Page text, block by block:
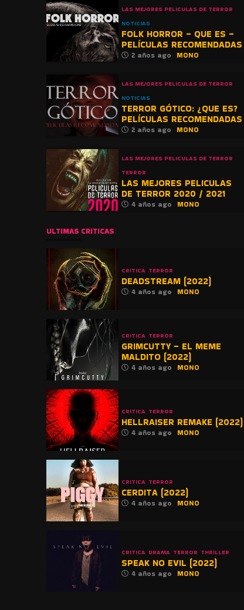
LAS MEJORES PELICULAS DE TERROR
NOTICIAS
FOLK HORROR – QUE ES –
PELÍCULAS RECOMENDADAS
2 años ago MONO
LAS MEJORES PELICULAS DE TERROR
NOTICIAS
TERROR GÓTICO: ¿QUE ES?
PELÍCULAS RECOMENDADAS
2 años ago MONO
LAS MEJORES PELICULAS DE TERROR
TERROR
LAS MEJORES PELICULAS
DE TERROR 2020 / 2021
4 años ago MONO
ULTIMAS CRITICAS
CRITICA TERROR
DEADSTREAM (2022)
4 años ago MONO
CRITICA TERROR
GRIMCUTTY – EL MEME
MALDITO (2022)
4 años ago MONO
CRITICA TERROR
HELLRAISER REMAKE (2022)
4 años ago MONO
CRITICA TERROR
CERDITA (2022)
4 años ago MONO
CRITICA DRAMA TERROR THRILLER
SPEAK NO EVIL (2022)
4 años ago MONO